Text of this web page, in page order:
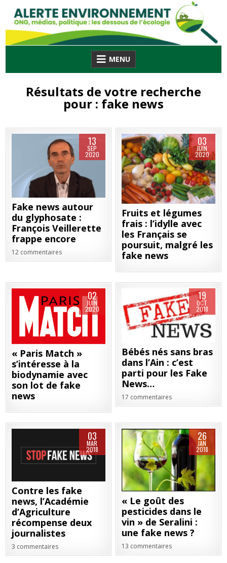
content
MENU
Résultats de votre recherche
pour : fake news
13
SEP
2020
Fake news autour
du glyphosate :
François Veillerette
frappe encore
12 commentaires
03
JUIN
2020
Fruits et légumes
frais : l’idylle avec
les Français se
poursuit, malgré les
fake news
02
JUIN
2020
« Paris Match »
s’intéresse à la
biodynamie avec
son lot de fake
news
19
OCT
2018
Bébés nés sans bras
dans l’Ain : c’est
parti pour les Fake
News…
17 commentaires
03
MAR
2018
Contre les fake
news, l’Académie
d’Agriculture
récompense deux
journalistes
3 commentaires
26
JAN
2018
« Le goût des
pesticides dans le
vin » de Seralini :
une fake news ?
13 commentaires